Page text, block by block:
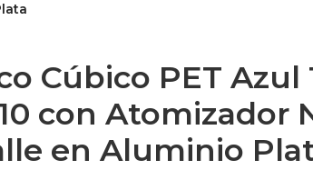
Cúbico PET Azul
con Atomizador
en Aluminio